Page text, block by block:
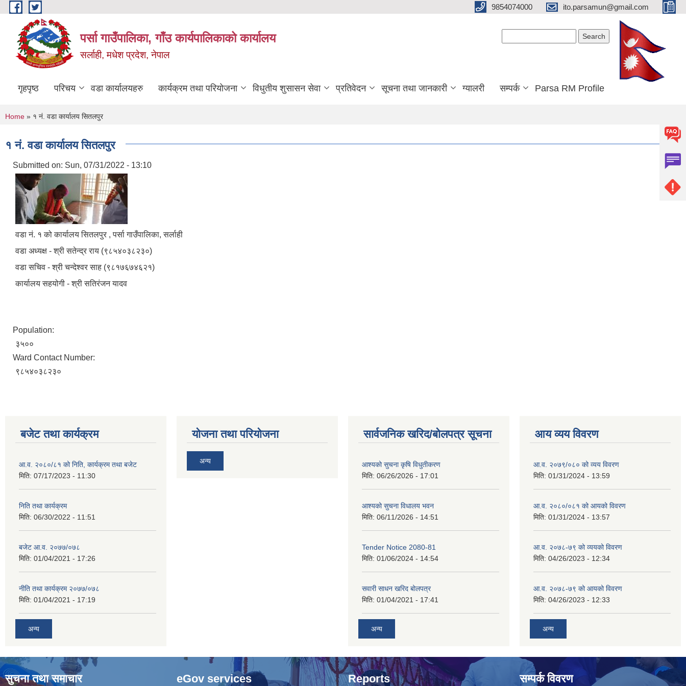
Skip to main content 9854074000 ito.parsamun@gmail.com
पर्सा गाउँपालिका, गाँउ कार्यपालिकाको कार्यालय
सर्लाही, मधेश प्रदेश, नेपाल
गृहपृष्ठ परिचय वडा कार्यालयहरु कार्यक्रम तथा परियोजना विधुतीय शुसासन सेवा प्रतिवेदन सूचना तथा जानकारी ग्यालरी सम्पर्क Parsa RM Profile
You are here
Home » १ नं. वडा कार्यालय सितलपुर
१ नं. वडा कार्यालय सितलपुर
Submitted on: Sun, 07/31/2022 - 13:10
वडा नं. १ को कार्यालय सितलपुर , पर्सा गाउँपालिका, सर्लाही
वडा अध्यक्ष - श्री सतेन्द्र राय (९८५४०३८२३०)
वडा सचिव - श्री चन्देश्वर साह (९८१७६७४६२१)
कार्यालय सहयोगी - श्री सतिरंजन यादव
Population:
३५००
Ward Contact Number:
९८५४०३८२३०
बजेट तथा कार्यक्रम
आ.व. २०८०/८१ को निति, कार्यक्रम तथा बजेट
मिति: 07/17/2023 - 11:30
निति तथा कार्यक्रम
मिति: 06/30/2022 - 11:51
बजेट आ.व. २०७७/०७८
मिति: 01/04/2021 - 17:26
नीति तथा कार्यक्रम २०७७/०७८
मिति: 01/04/2021 - 17:19
अन्य
योजना तथा परियोजना
अन्य
सार्वजनिक खरिद/बोलपत्र सूचना
आश्यको सुचना कृषि विधुतीकरण
मिति: 06/26/2026 - 17:01
आश्यको सुचना विधालय भवन
मिति: 06/11/2026 - 14:51
Tender Notice 2080-81
मिति: 01/06/2024 - 14:54
सवारी साधन खरिद बोलपत्र
मिति: 01/04/2021 - 17:41
अन्य
आय व्यय विवरण
आ.व. २०७९/०८० को व्यय विवरण
मिति: 01/31/2024 - 13:59
आ.व. २०८०/०८१ को आयको विवरण
मिति: 01/31/2024 - 13:57
आ.व. २०७८-७९ को व्ययको विवरण
मिति: 04/26/2023 - 12:34
आ.व. २०७८-७९ को आयको विवरण
मिति: 04/26/2023 - 12:33
अन्य
सुचना तथा समाचार eGov services Reports सम्पर्क विवरण